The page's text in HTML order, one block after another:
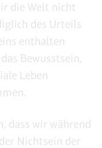
die Welt nicht
des Urteils
enthalten
Bewusstsein,
Leben
dass wir während
Nichtsein der